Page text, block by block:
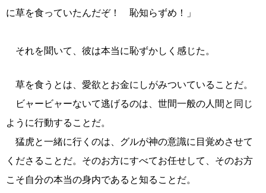
に草を食っていたんだぞ！ 恥知らずめ！」
それを聞いて、彼は本当に恥ずかしく感じた。
草を食うとは、愛欲とお金にしがみついていることだ。
ビャービャーないて逃げるのは、世間一般の人間と同じ
ように行動することだ。
猛虎と一緒に行くのは、グルが神の意識に目覚めさせて
くださることだ。そのお方にすべてお任せして、そのお方
こそ自分の本当の身内であると知ることだ。